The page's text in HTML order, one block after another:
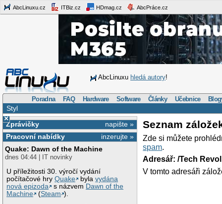
AbcLinuxu.cz ITBiz.cz HDmag.cz AbcPráce.cz
AbcLinuxu hledá autory!
Poradna FAQ Hardware Software Články Učebnice
Styl
×
napište »
Zprávičky
inzerujte »
Pracovní nabídky
Quake: Dawn of the Machine
dnes 04:44 | IT novinky
U příležitosti 30. výročí vydání
počítačové hryQuake bylavydána
nová epizoda
s názvem Dawn of the
Machine
(Steam ).
Seznam
Zde si můžete
spam.
Adresář: /Tech
V tomto adresáři